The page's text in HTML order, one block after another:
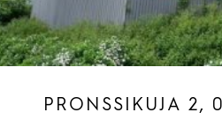
PRONSSIKUJA 2,